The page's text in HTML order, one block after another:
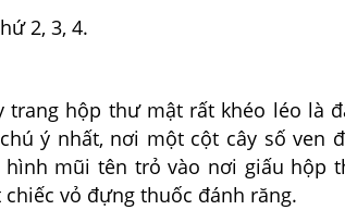
2, 3, 4.
trang hộp thư mật rất khéo léo là
ý nhất, nơi một cột cây số ven
hình mũi tên trỏ vào nơi giấu hộp
vỏ đựng thuốc đánh răng.